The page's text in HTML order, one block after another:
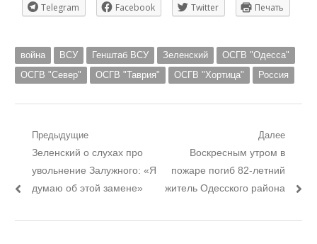
Telegram Facebook Twitter Печать
война ВСУ Генштаб ВСУ Зеленский
ОСГВ "Одесса"
ОСГВ "Север"
ОСГВ "Таврия" ОСГВ "Хортица" Россия
Навигация
по
записям
Предыдущие
Предыдущий
пост:
Зеленский о слухах про
увольнение Залужного: «Я
думаю об этой замене»
Далее
Следующий
пост:
Воскресным утром в
пожаре погиб 82-летний
житель Одесского района